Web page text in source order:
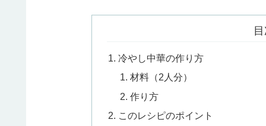
冷やし中華の作り方
材料（2人分）
作り方
このレシピのポイント